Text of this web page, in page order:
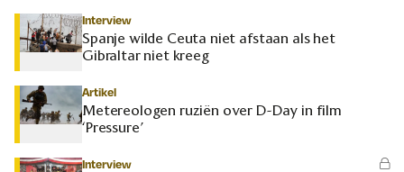
Interview
Spanje wilde Ceuta niet afstaan als het
Gibraltar niet kreeg
Artikel
Metereologen ruziën over D-Day in film
‘Pressure’
Interview